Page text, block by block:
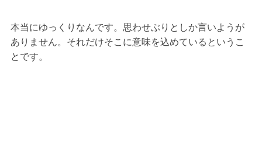
本当にゆっくりなんです。思わせぶりとしか言いようが
ありません。それだけそこに意味を込めているというこ
とです。